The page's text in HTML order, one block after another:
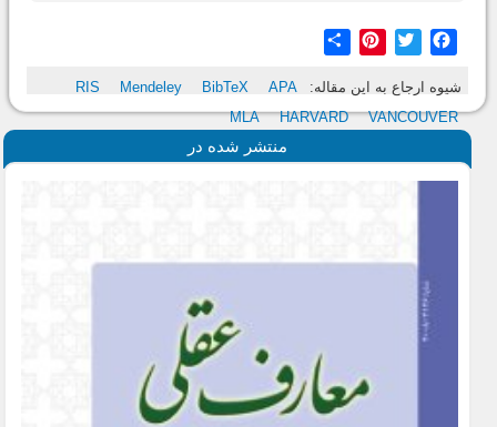
Facebook
Twitter
Pinterest
شیوه ارجاع به این مقاله: RIS Mendeley BibTeX
APA
MLA
HARVARD VANCOUVER
منتشر شده در